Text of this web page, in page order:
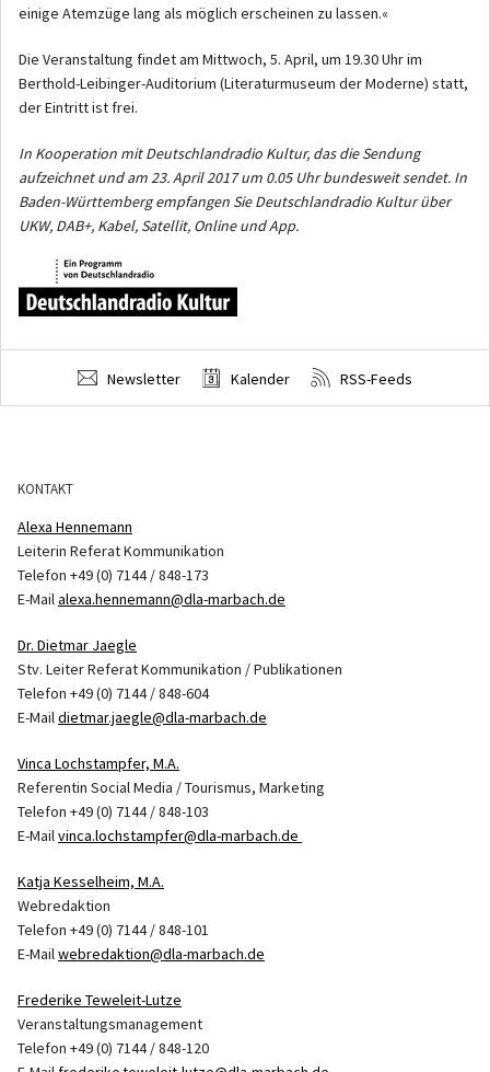
einige Atemzüge lang als möglich erscheinen zu lassen.«
Die Veranstaltung findet am Mittwoch, 5. April, um 19.30 Uhr im
Berthold-Leibinger-Auditorium (Literaturmuseum der Moderne) statt,
der Eintritt ist frei.
In Kooperation mit Deutschlandradio Kultur, das die Sendung
aufzeichnet und am 23. April 2017 um 0.05 Uhr bundesweit sendet. In
Baden-Württemberg empfangen Sie Deutschlandradio Kultur über
UKW, DAB+, Kabel, Satellit, Online und App.
Newsletter Kalender RSS-Feeds
KONTAKT
Alexa Hennemann
Leiterin Referat Kommunikation
Telefon +49 (0) 7144 / 848-173
E-Mailalexa.hennemann@dla-marbach.de
Dr. Dietmar Jaegle
Stv. Leiter Referat Kommunikation / Publikationen
Telefon +49 (0) 7144 / 848-604
E-Maildietmar.jaegle@dla-marbach.de
Vinca Lochstampfer, M.A.
Referentin Social Media / Tourismus, Marketing
Telefon +49 (0) 7144 / 848-103
E-Mailvinca.lochstampfer@dla-marbach.de
Katja Kesselheim, M.A.
Webredaktion
Telefon +49 (0) 7144 / 848-101
E-Mailwebredaktion@dla-marbach.de
Frederike Teweleit-Lutze
Veranstaltungsmanagement
Telefon +49 (0) 7144 / 848-120